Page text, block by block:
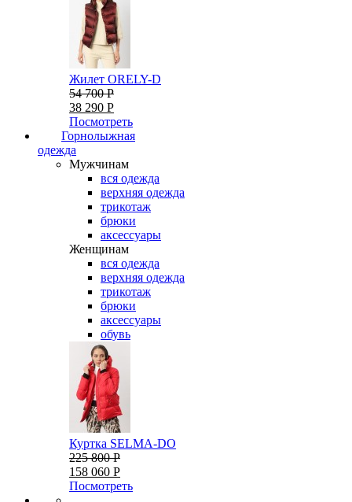
Жилет ORELY-D
54 700 Р
38 290 Р
Посмотреть
Горнолыжная
одежда
Мужчинам
вся одежда
верхняя одежда
трикотаж
брюки
аксессуары
Женщинам
вся одежда
верхняя одежда
трикотаж
брюки
аксессуары
обувь
Куртка SELMA-DO
225 800 Р
158 060 Р
Посмотреть